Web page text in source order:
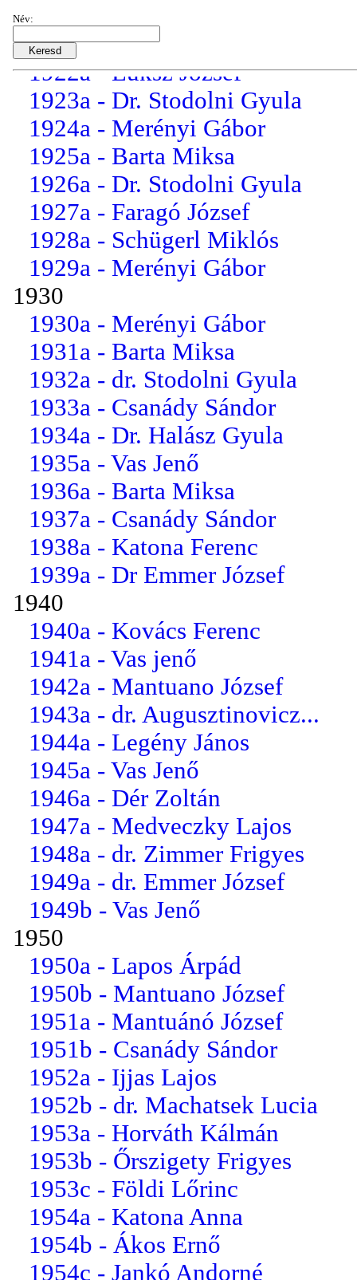
Név:1920a - Barta Miksa
1921a - Dr. Ágh Lajos
1922a - Luksz József
1923a - Dr. Stodolni Gyula
1924a - Merényi Gábor
1925a - Barta Miksa
1926a - Dr. Stodolni Gyula
1927a - Faragó József
1928a - Schügerl Miklós
1929a - Merényi Gábor
1930
1930a - Merényi Gábor
1931a - Barta Miksa
1932a - dr. Stodolni Gyula
1933a - Csanády Sándor
1934a - Dr. Halász Gyula
1935a - Vas Jenő
1936a - Barta Miksa
1937a - Csanády Sándor
1938a - Katona Ferenc
1939a - Dr Emmer József
1940
1940a - Kovács Ferenc
1941a - Vas jenő
1942a - Mantuano József
1943a - dr. Augusztinovicz...
1944a - Legény János
1945a - Vas Jenő
1946a - Dér Zoltán
1947a - Medveczky Lajos
1948a - dr. Zimmer Frigyes
1949a - dr. Emmer József
1949b - Vas Jenő
1950
1950a - Lapos Árpád
1950b - Mantuano József
1951a - Mantuánó József
1951b - Csanády Sándor
1952a - Ijjas Lajos
1952b - dr. Machatsek Lucia
1953a - Horváth Kálmán
1953b - Őrszigety Frigyes
1953c - Földi Lőrinc
1954a - Katona Anna
1954b - Ákos Ernő
1954c - Jankó Andorné